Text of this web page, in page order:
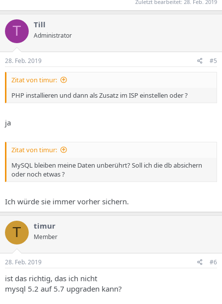
Verwenden Sie »sudo apt autoremove«, um sie zu entfernen.
Die folgenden Pakete sind zurückgehalten worden:
libapache2-mod-php libapache2-mod-php7.0 php-bcmath php-bz2
php-mysql
php-xml php7.0-bcmath php7.0-bz2 php7.0-cgi php7.0-cli php7.0-
common
php7.0-curl php7.0-fpm php7.0-gd php7.0-imap php7.0-intl php7.0-
php7.0-mbstring php7.0-mcrypt php7.0-mysql php7.0-opcache
php7.0-readline php7.0-recode php7.0-soap php7.0-sqlite3 php7.0-
Zuletzt bearbeitet: 28. Feb. 2019
T Till
Administrator
28. Feb. 2019 #5
Zitat von timur:
PHP installieren und dann als Zusatz im ISP einstellen oder ?
ja
Zitat von timur:
MySQL bleiben meine Daten unberührt? Soll ich die db absichern
oder noch etwas ?
Ich würde sie immer vorher sichern.
T timur
Member
28. Feb. 2019 #6
ist das richtig, das ich nicht
mysql 5.2 auf 5.7 upgraden kann?